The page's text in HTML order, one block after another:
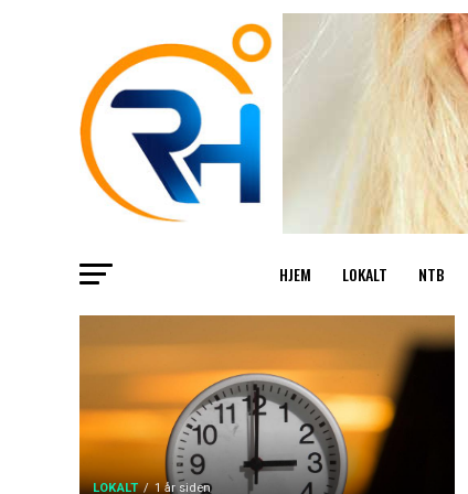
HJEM LOKALT NTB
LOKALT 1 år siden